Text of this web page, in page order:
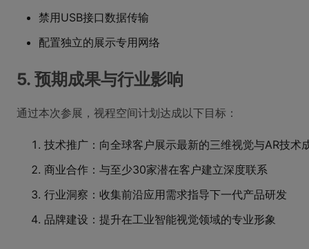
禁用USB接口数据传输
配置独立的展示专用网络
5. 预期成果与行业影响
通过本次参展，视程空间计划达成以下目标：
技术推广：向全球客户展示最新的三维视觉与AR技术
商业合作：与至少30家潜在客户建立深度联系
行业洞察：收集前沿应用需求指导下一代产品研发
品牌建设：提升在工业智能视觉领域的专业形象